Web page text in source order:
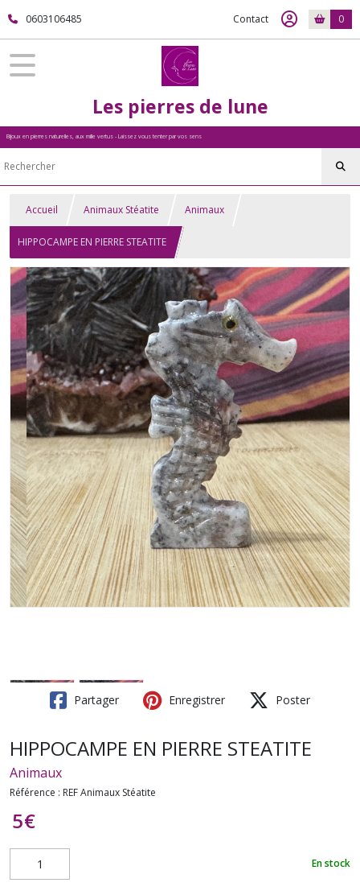
0603106485 Contact 0
Les pierres de lune
Bijoux en pierres naturelles, aux mille vertus - Laissez vous tenter par vos sens
Accueil Animaux Stéatite Animaux
HIPPOCAMPE EN PIERRE STEATITE
Partager Enregistrer Poster
HIPPOCAMPE EN PIERRE STEATITE
Animaux
Référence : REF Animaux Stéatite
5€
En stock